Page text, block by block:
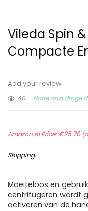
Vileda Spin
Compacte
Add your review
40
Natte and droge
Amazon.nl Price:€25.70
Shipping.
Moeiteloos en
centrifugeren wordt
activeren van de